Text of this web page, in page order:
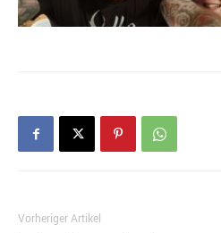
Vorheriger Artikel